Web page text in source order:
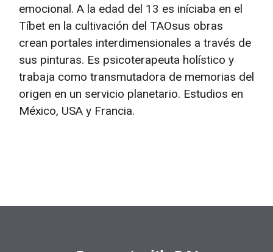
emocional. A la edad del 13 es iníciaba en el
Tíbet en la cultivación del TAOsus obras
crean portales interdimensionales a través de
sus pinturas. Es psicoterapeuta holístico y
trabaja como transmutadora de memorias del
origen en un servicio planetario. Estudios en
México, USA y Francia.